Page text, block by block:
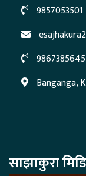
Banganga,
साझाकुरा